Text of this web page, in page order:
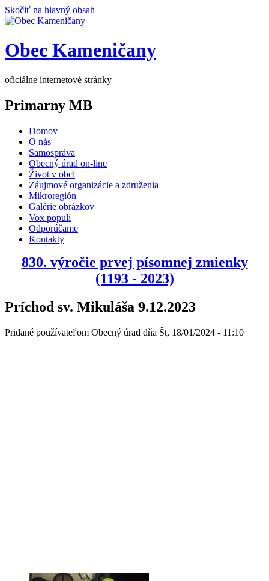
Skočiť na hlavný obsah
Obec Kameničany
oficiálne internetové stránky
Primarny MB
Domov
O nás
Samospráva
Obecný úrad on-line
Život v obci
Záujmové organizácie a združenia
Mikroregión
Galérie obrázkov
Vox populi
Odporúčame
Kontakty
830. výročie prvej písomnej zmienky
(1193 - 2023)
Príchod sv. Mikuláša 9.12.2023
Pridané používateľom Obecný úrad dňa Št, 18/01/2024 - 11:10